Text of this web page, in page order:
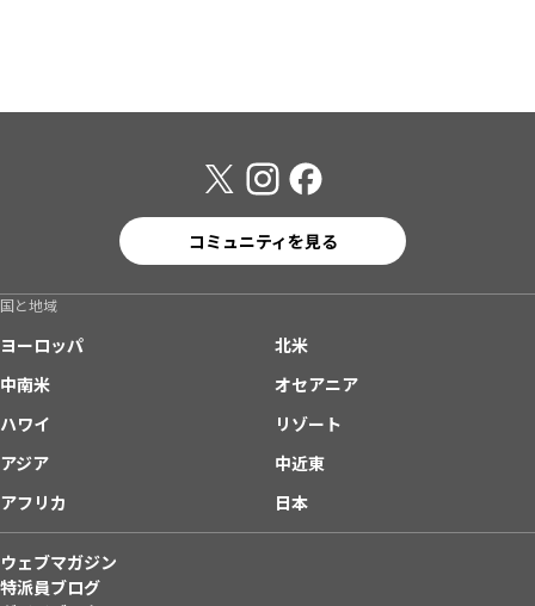
コミュニティを見る
国と地域
ヨーロッパ
北米
中南米
オセアニア
ハワイ
リゾート
アジア
中近東
アフリカ
日本
ウェブマガジン
特派員ブログ